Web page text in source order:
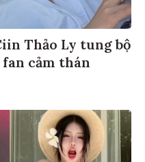
Thảo Ly tung bộ
cảm thán